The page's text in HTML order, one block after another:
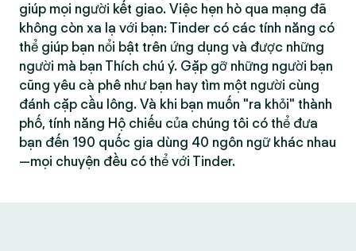
giúp mọi người kết giao. Việc hẹn hò qua mạng đã
không còn xa lạ với bạn: Tinder có các tính năng có
thể giúp bạn nổi bật trên ứng dụng và được những
người mà bạn Thích chú ý. Gặp gỡ những người bạn
cũng yêu cà phê như bạn hay tìm một người cùng
đánh cặp cầu lông. Và khi bạn muốn "ra khỏi" thành
phố, tính năng Hộ chiếu của chúng tôi có thể đưa
bạn đến 190 quốc gia dùng 40 ngôn ngữ khác nhau
—mọi chuyện đều có thể với Tinder.